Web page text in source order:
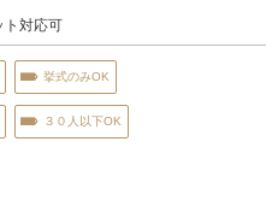
対応可
挙式のみOK
３０人以下OK